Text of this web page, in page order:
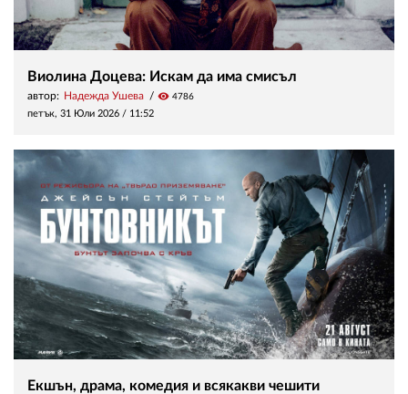
Виолина Доцева: Искам да има смисъл
автор: Надежда Ушева visibility 4786
петък, 31 Юли 2026 / 11:52
Екшън, драма, комедия и всякакви чешити